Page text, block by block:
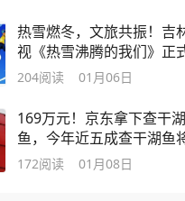
热雪燃冬，文旅共振！吉
视《热雪沸腾的我们》正
机
204阅读 01月06日
169万元！京东拿下查干
鱼，今年近五成查干湖鱼
京东包销
172阅读 01月08日